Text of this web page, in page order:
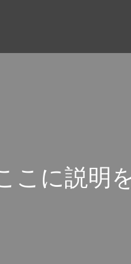
こ に 説明 を
ここ